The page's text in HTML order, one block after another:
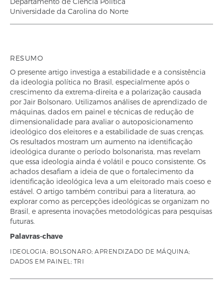
Universidade da Carolina do Norte
RESUMO
O presente artigo investiga a estabilidade e a consistência
da ideologia política no Brasil, especialmente após o
crescimento da extrema-direita e a polarização causada
por Jair Bolsonaro. Utilizamos análises de aprendizado de
máquinas, dados em painel e técnicas de redução de
dimensionalidade para avaliar o autoposicionamento
ideológico dos eleitores e a estabilidade de suas crenças.
Os resultados mostram um aumento na identificação
ideológica durante o período bolsonarista, mas revelam
que essa ideologia ainda é volátil e pouco consistente. Os
achados desafiam a ideia de que o fortalecimento da
identificação ideológica leva a um eleitorado mais coeso e
estável. O artigo também contribui para a literatura, ao
explorar como as percepções ideológicas se organizam no
Brasil, e apresenta inovações metodológicas para pesquisas
futuras.
Palavras-chave
IDEOLOGIA; BOLSONARO; APRENDIZADO DE MÁQUINA;
DADOS EM PAINEL; TRI